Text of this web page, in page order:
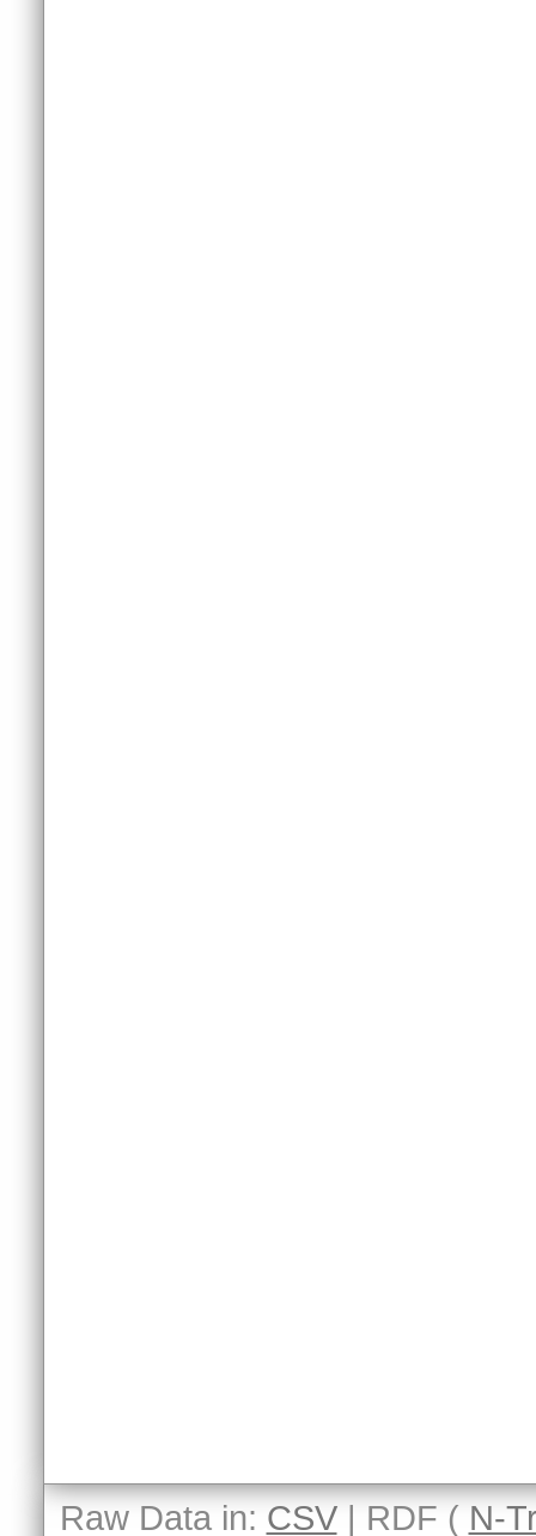
Raw Data in: CSV| RDF ( N-